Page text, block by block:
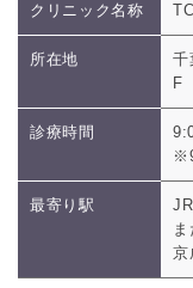
クリニック名称
所在地
千
F
診療時間
最寄り駅
ま
京